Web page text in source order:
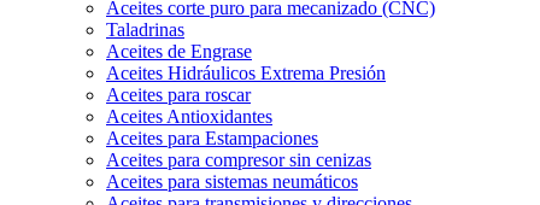
Aceites corte puro para mecanizado (CNC)
Taladrinas
Aceites de Engrase
Aceites Hidráulicos Extrema Presión
Aceites para roscar
Aceites Antioxidantes
Aceites para Estampaciones
Aceites para compresor sin cenizas
Aceites para sistemas neumáticos